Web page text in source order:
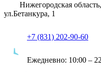
Нижегородская
ул.Бетанкура, 1
+7 (831) 202-90-60
Ежедневно: 10:00 –